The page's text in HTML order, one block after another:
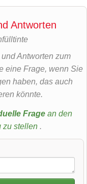
Antworten
Antworten zum
eine Frage, wenn Sie
haben, das auch
könnte.
Fragean den
zu stellen .